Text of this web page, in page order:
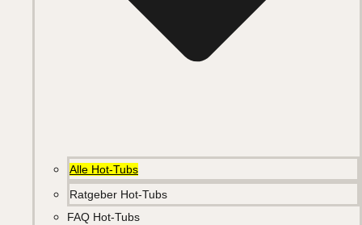
Alle Hot-Tubs
Ratgeber Hot-Tubs
FAQ Hot-Tubs